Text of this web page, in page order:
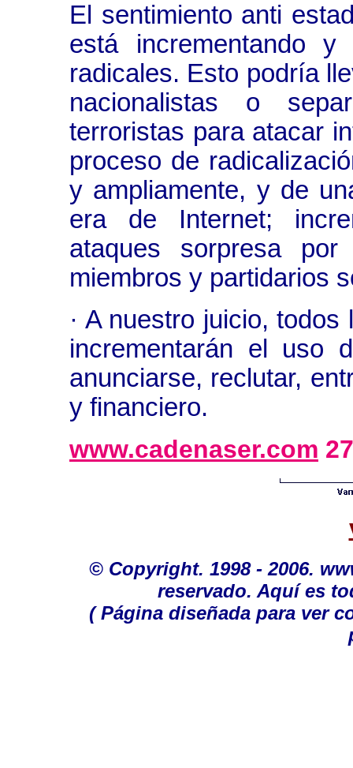
El sentimiento anti
está incrementando y
radicales. Esto podría
nacionalistas o
terroristas para atacar
proceso de
y ampliamente, y de
era de Internet;
ataques sorpresa por
miembros y partidarios
· A nuestro juicio,
incrementarán el uso
anunciarse, reclutar,
y financiero.
www.cadenaser.com
© Copyright. 1998 - 2006.
reservado. Aquí es
( Página diseñada para ver